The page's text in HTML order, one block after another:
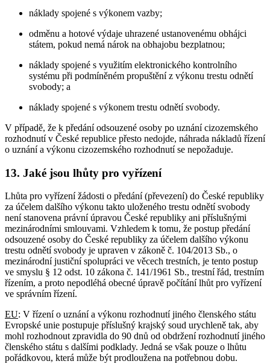
náklady spojené s výkonem vazby;
odměnu a hotové výdaje uhrazené ustanovenému obhájci
státem, pokud nemá nárok na obhajobu bezplatnou;
náklady spojené s využitím elektronického kontrolního
systému při podmíněném propuštění z výkonu trestu odnětí
svobody; a
náklady spojené s výkonem trestu odnětí svobody.
V případě, že k předání odsouzené osoby po uznání cizozemského
rozhodnutí v České republice přesto nedojde, náhrada nákladů řízení
o uznání a výkonu cizozemského rozhodnutí se nepožaduje.
13. Jaké jsou lhůty pro vyřízení
Lhůta pro vyřízení žádosti o předání (převezení) do České republiky
za účelem dalšího výkonu takto uloženého trestu odnětí svobody
není stanovena právní úpravou České republiky ani příslušnými
mezinárodními smlouvami. Vzhledem k tomu, že postup předání
odsouzené osoby do České republiky za účelem dalšího výkonu
trestu odnětí svobody je upraven v zákoně č. 104/2013 Sb., o
mezinárodní justiční spolupráci ve věcech trestních, je tento postup
ve smyslu § 12 odst. 10 zákona č. 141/1961 Sb., trestní řád, trestním
řízením, a proto nepodléhá obecné úpravě počítání lhůt pro vyřízení
ve správním řízení.
EU: V řízení o uznání a výkonu rozhodnutí jiného členského státu
Evropské unie postupuje příslušný krajský soud urychleně tak, aby
mohl rozhodnout zpravidla do 90 dnů od obdržení rozhodnutí jiného
členského státu s dalšími podklady. Jedná se však pouze o lhůtu
pořádkovou, která může být prodloužena na potřebnou dobu.